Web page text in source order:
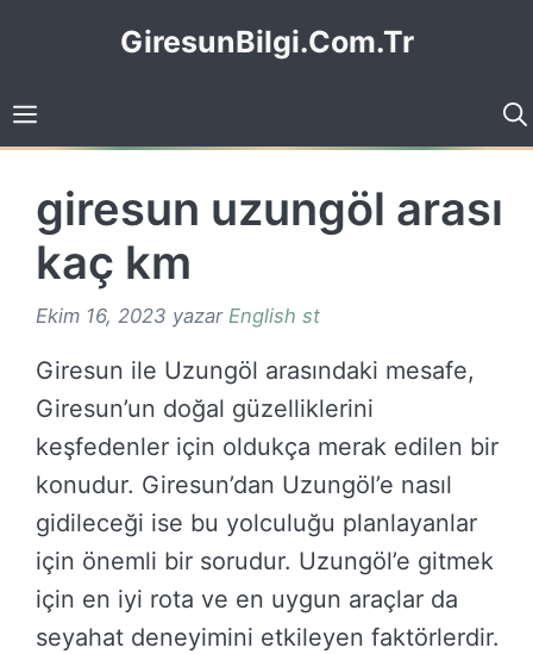
GiresunBilgi.Com.Tr
giresun uzungöl arası
kaç km
Ekim 16, 2023 yazar English st
Giresun ile Uzungöl arasındaki mesafe,
Giresun’un doğal güzelliklerini
keşfedenler için oldukça merak edilen bir
konudur. Giresun’dan Uzungöl’e nasıl
gidileceği ise bu yolculuğu planlayanlar
için önemli bir sorudur. Uzungöl’e gitmek
için en iyi rota ve en uygun araçlar da
seyahat deneyimini etkileyen faktörlerdir.